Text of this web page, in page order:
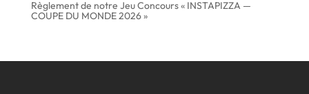
Règlement de notre Jeu Concours « INSTAPIZZA —
COUPE DU MONDE 2026 »